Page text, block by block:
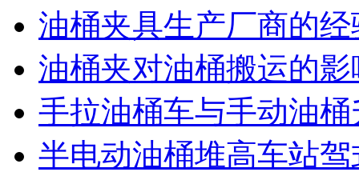
油桶夹具生产厂商的
油桶夹对油桶搬运的影
手拉油桶车与手动油
半电动油桶堆高车站